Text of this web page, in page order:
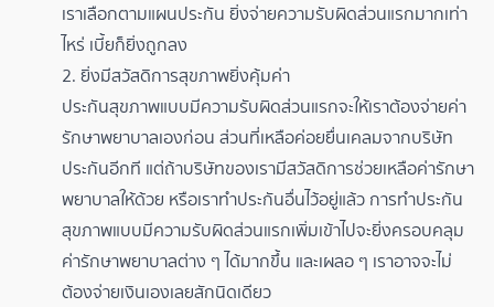
เราเลือกตามแผนประกัน ยิ่งจ่ายความรับผิดส่วนแรกมากเท่า
ไหร่ เบี้ยก็ยิ่งถูกลง
2. ยิ่งมีสวัสดิการสุขภาพยิ่งคุ้มค่า
ประกันสุขภาพแบบมีความรับผิดส่วนแรกจะให้เราต้องจ่ายค่า
รักษาพยาบาลเองก่อน ส่วนที่เหลือค่อยยื่นเคลมจากบริษัท
ประกันอีกที แต่ถ้าบริษัทของเรามีสวัสดิการช่วยเหลือค่ารักษา
พยาบาลให้ด้วย หรือเราทำประกันอื่นไว้อยู่แล้ว การทำประกัน
สุขภาพแบบมีความรับผิดส่วนแรกเพิ่มเข้าไปจะยิ่งครอบคลุม
ค่ารักษาพยาบาลต่าง ๆ ได้มากขึ้น และเผลอ ๆ เราอาจจะไม่
ต้องจ่ายเงินเองเลยสักนิดเดียว